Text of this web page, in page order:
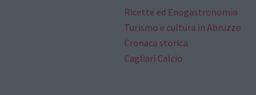
Ricette ed Enogastronomia
Turismo e cultura in Abruzzo
Cronaca storica
Cagliari Calcio